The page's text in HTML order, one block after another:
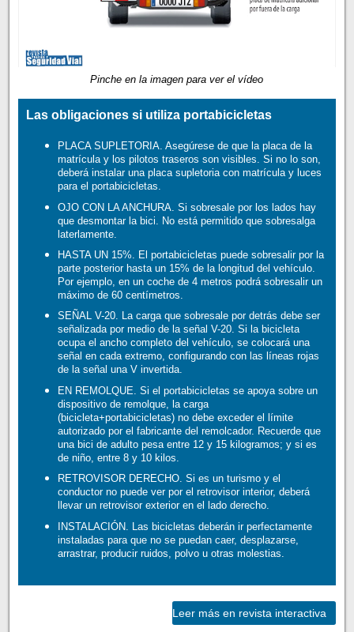
Pinche en la imagen para ver el vídeo
Las obligaciones si utiliza portabicicletas
PLACA SUPLETORIA. Asegúrese de que la placa de la
matrícula y los pilotos traseros son visibles. Si no lo son,
deberá instalar una placa supletoria con matrícula y luces
para el portabicicletas.
OJO CON LA ANCHURA. Si sobresale por los lados hay
que desmontar la bici. No está permitido que sobresalga
laterlamente.
HASTA UN 15%. El portabicicletas puede sobresalir por la
parte posterior hasta un 15% de la longitud del vehículo.
Por ejemplo, en un coche de 4 metros podrá sobresalir un
máximo de 60 centímetros.
SEÑAL V-20. La carga que sobresale por detrás debe ser
señalizada por medio de la señal V-20. Si la bicicleta
ocupa el ancho completo del vehículo, se colocará una
señal en cada extremo, configurando con las líneas rojas
de la señal una V invertida.
EN REMOLQUE. Si el portabicicletas se apoya sobre un
dispositivo de remolque, la carga
(bicicleta+portabicicletas) no debe exceder el límite
autorizado por el fabricante del remolcador. Recuerde que
una bici de adulto pesa entre 12 y 15 kilogramos; y si es
de niño, entre 8 y 10 kilos.
RETROVISOR DERECHO. Si es un turismo y el
conductor no puede ver por el retrovisor interior, deberá
llevar un retrovisor exterior en el lado derecho.
INSTALACIÓN. Las bicicletas deberán ir perfectamente
instaladas para que no se puedan caer, desplazarse,
arrastrar, producir ruidos, polvo u otras molestias.
Leer más en revista interactiva